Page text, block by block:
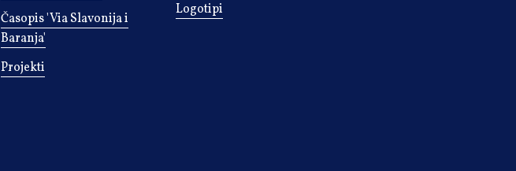
Časopis 'Via Slavonija i
Baranja'
Projekti
Logotipi